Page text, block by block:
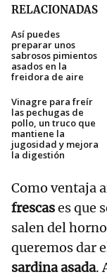
RELACIONADAS
Así puedes
preparar unos
sabrosos pimientos
asados en la
freidora de aire
Vinagre para freír
las pechugas de
pollo, un truco que
mantiene la
jugosidad y mejora
la digestión
Como ventaja
frescases que
salen del
queremos dar
sardina asada.